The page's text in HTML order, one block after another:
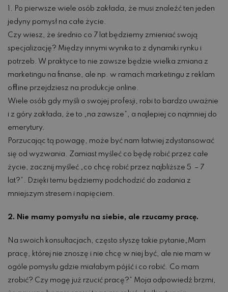
1. Po pierwsze wiele osób zakłada, że musi znaleźć ten jeden
jedyny pomysł na całe życie.
Czy wiesz, że średnio co 7 lat będziemy zmieniać swoją
specjalizację? Między innymi wynika to z dynamiki rynku i
potrzeb. W praktyce to nie zawsze będzie wielka zmiana z
marketingu na finanse, ale np. w ramach marketingu z reklam
offline przejdziesz na produkcje online.
Wiele osób gdy myśli o swojej profesji, robi to bardzo uważnie
i z góry zakłada, że to „na zawsze”, a najlepiej co najmniej do
emerytury.
Porzucając tą powagę, może być nam łatwiej zdystansować
się od wyzwania. Zamiast myśleć co będę robić przez całe
życie, zacznij myśleć „co chcę robić przez najbliższe 5 – 7
lat?”. Dzięki temu będziemy podchodzić do zadania z
mniejszym stresem i napięciem.
2. Nie mamy pomysłu na siebie, ale rzucamy pracę.
Na swoich konsultacjach, często słyszę takie pytanie„Mam
pracę, której nie znoszę i nie chcę w niej być, ale nie mam w
ogóle pomysłu gdzie miałabym pójść i co robić. Co mam
zrobić? Czy mogę już rzucić pracę?” Moja odpowiedź brzmi,